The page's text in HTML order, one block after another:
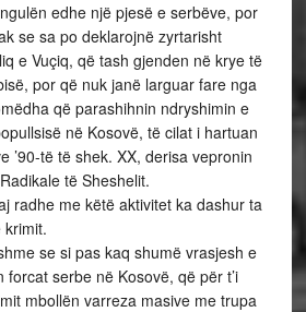
edhe një pjesë e serbëve, por
se sa po deklarojnë zyrtarisht
e Vuçiq, që tash gjenden në krye të
por që nuk janë larguar fare nga
që parashihnin ndryshimin e
në Kosovë, të cilat i hartuan
’90-të të shek. XX, derisa vepronin
të Sheshelit.
radhe me këtë aktivitet ka dashur ta
krimit.
se si pas kaq shumë vrasjesh e
forcat serbe në Kosovë, që për t’i
mbollën varreza masive me trupa